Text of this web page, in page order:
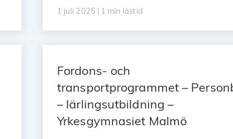
1 juli 2025 | 1 min lästid
Fordons- och
transportprogrammet –
– lärlingsutbildning –
Yrkesgymnasiet Malmö